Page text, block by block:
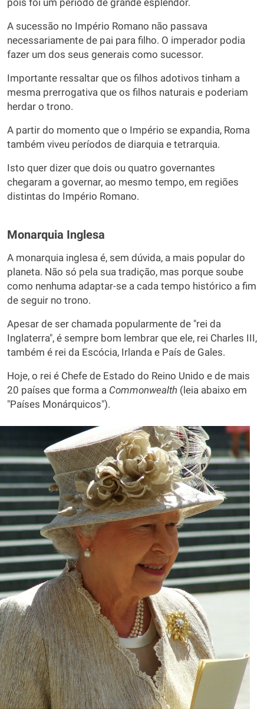
pois foi um período de grande esplendor.
A sucessão no Império Romano não passava
necessariamente de pai para filho. O imperador podia
fazer um dos seus generais como sucessor.
Importante ressaltar que os filhos adotivos tinham a
mesma prerrogativa que os filhos naturais e poderiam
herdar o trono.
A partir do momento que o Império se expandia, Roma
também viveu períodos de diarquia e tetrarquia.
Isto quer dizer que dois ou quatro governantes
chegaram a governar, ao mesmo tempo, em regiões
distintas do Império Romano.
Monarquia Inglesa
A monarquia inglesa é, sem dúvida, a mais popular do
planeta. Não só pela sua tradição, mas porque soube
como nenhuma adaptar-se a cada tempo histórico a fim
de seguir no trono.
Apesar de ser chamada popularmente de "rei da
Inglaterra", é sempre bom lembrar que ele, rei Charles III,
também é rei da Escócia, Irlanda e País de Gales.
Hoje, o rei é Chefe de Estado do Reino Unido e de mais
20 países que forma a Commonwealth (leia abaixo em
"Países Monárquicos").